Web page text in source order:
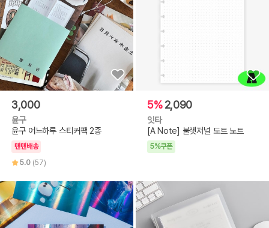
3,000
윤구
윤구 어느하루 스티커팩 2종
텐텐배송
5.0 (57)
5% 2,090
잇타
[A Note] 불렛저널 도트 노트
5%쿠폰